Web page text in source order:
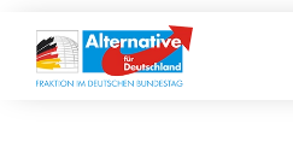
Inhalt
springen